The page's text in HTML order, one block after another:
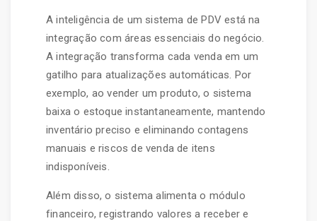
A inteligência de um sistema de PDV está na
integração com áreas essenciais do negócio.
A integração transforma cada venda em um
gatilho para atualizações automáticas. Por
exemplo, ao vender um produto, o sistema
baixa o estoque instantaneamente, mantendo
inventário preciso e eliminando contagens
manuais e riscos de venda de itens
indisponíveis.
Além disso, o sistema alimenta o módulo
financeiro, registrando valores a receber e